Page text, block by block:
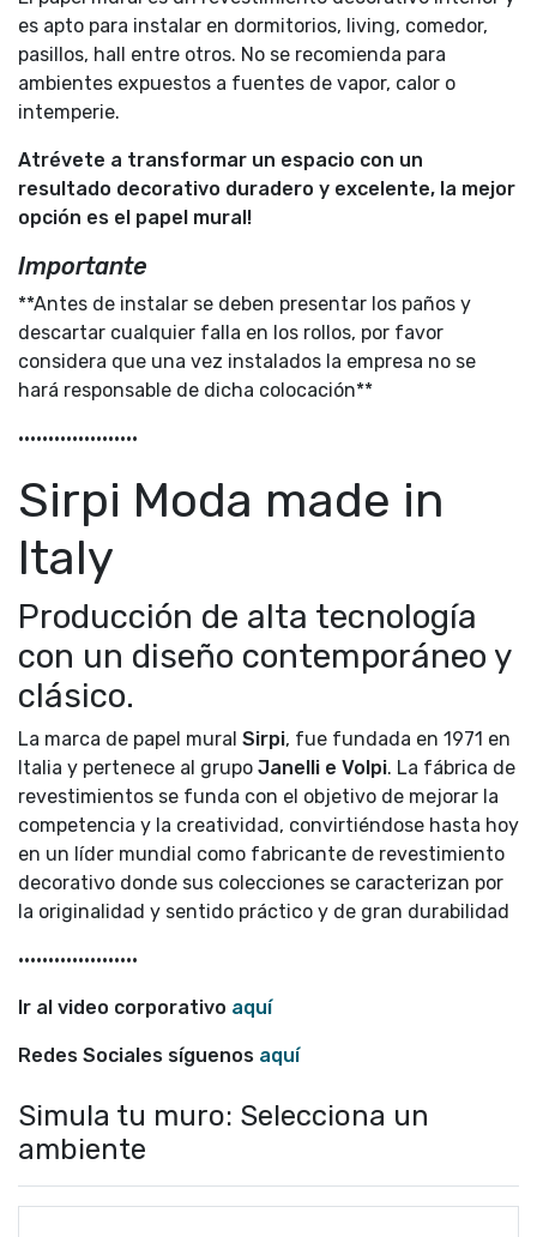
es apto para instalar en dormitorios, living, comedor,
pasillos, hall entre otros. No se recomienda para
ambientes expuestos a fuentes de vapor, calor o
intemperie.
Atrévete a transformar un espacio con un
resultado decorativo duradero y excelente, la mejor
opción es el papel mural!
Importante
**Antes de instalar se deben presentar los paños y
descartar cualquier falla en los rollos, por favor
considera que una vez instalados la empresa no se
hará responsable de dicha colocación**
••••••••••••••••••••
Sirpi Moda made in
Italy
Producción de alta tecnología
con un diseño contemporáneo y
clásico.
La marca de papel mural Sirpi, fue fundada en 1971 en
Italia y pertenece al grupo Janelli e Volpi. La fábrica de
revestimientos se funda con el objetivo de mejorar la
competencia y la creatividad, convirtiéndose hasta hoy
en un líder mundial como fabricante de revestimiento
decorativo donde sus colecciones se caracterizan por
la originalidad y sentido práctico y de gran durabilidad
••••••••••••••••••••
Ir al video corporativo aquí
Redes Sociales síguenos aquí
Simula tu muro: Selecciona un
ambiente